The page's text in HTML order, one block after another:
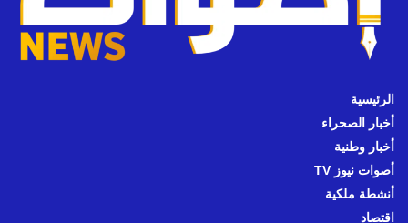
الرئيسية
أخبار الصحراء
أخبار وطنية
أصوات نيوز TV
أنشطة ملكية
اقتصاد